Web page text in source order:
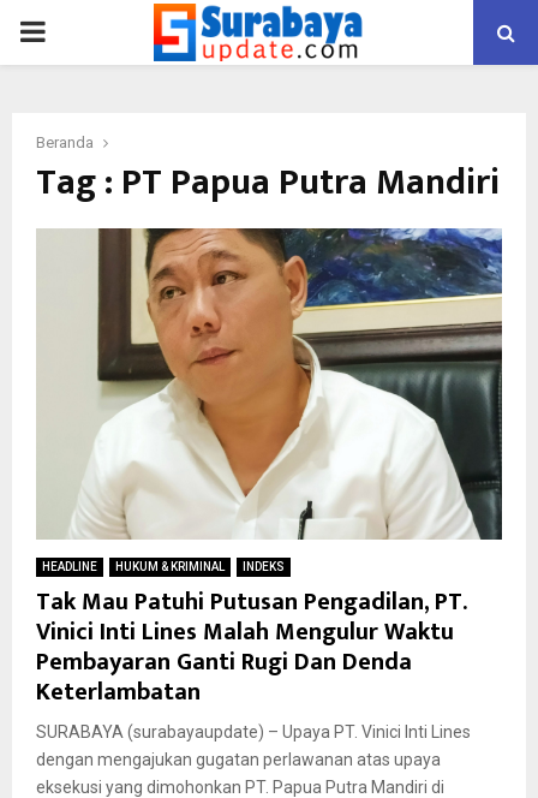
PRIMARY
Beranda
Tag : PT Papua Putra Mandiri
HEADLINE HUKUM & KRIMINAL INDEKS
Tak Mau Patuhi Putusan Pengadilan, PT.
Vinici Inti Lines Malah Mengulur Waktu
Pembayaran Ganti Rugi Dan Denda
Keterlambatan
SURABAYA (surabayaupdate) – Upaya PT. Vinici Inti Lines
dengan mengajukan gugatan perlawanan atas upaya
eksekusi yang dimohonkan PT. Papua Putra Mandiri di